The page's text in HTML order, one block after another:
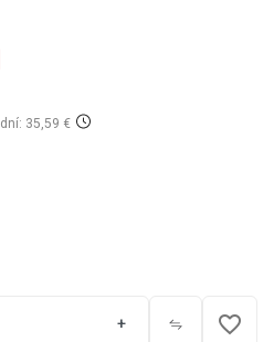
35,59 €
+ favorite_border